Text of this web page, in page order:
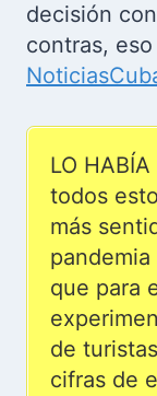
decisión
contras,
LO
todos
más
pandemia
que para
de
cifras de